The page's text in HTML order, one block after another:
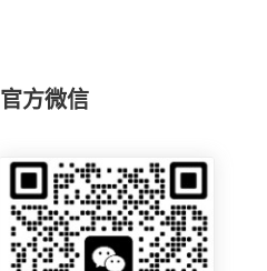
官方微信